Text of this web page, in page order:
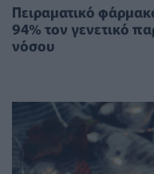
Πειραματικό
94% τον γενετικό
νόσου